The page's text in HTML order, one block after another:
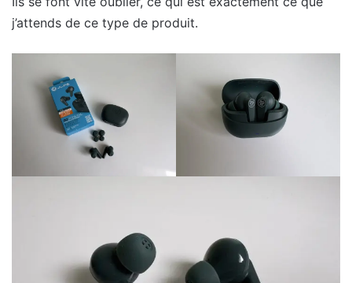
j’attends de ce type de produit.